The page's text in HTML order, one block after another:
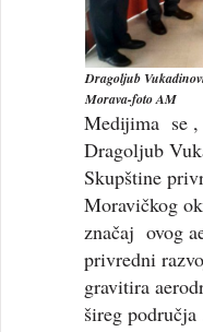
Dragoljub
Morava-foto AM
Medijima se ,
Dragoljub
Skupštine
Moravičkog
značaj ovog
privredni
gravitira
šireg područja